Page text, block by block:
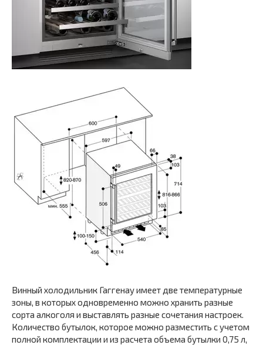
Винный холодильник Гаггенау имеет две температурные
зоны, в которых одновременно можно хранить разные
сорта алкоголя и выставлять разные сочетания настроек.
Количество бутылок, которое можно разместить с учетом
полной комплектации и из расчета объема бутылки 0,75 л,